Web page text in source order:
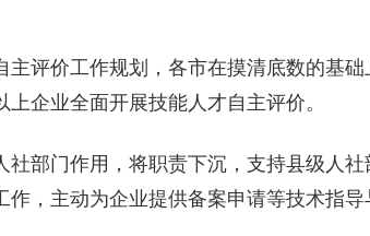
主评价工作规划，各市在摸清底数的基
企业全面开展技能人才自主评价。
社部门作用，将职责下沉，支持县级人
，主动为企业提供备案申请等技术指导